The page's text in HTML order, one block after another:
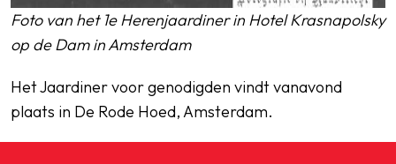
Foto van het 1e Herenjaardiner in Hotel Krasnapolsky
op de Dam in Amsterdam
Het Jaardiner voor genodigden vindt vanavond
plaats in De Rode Hoed, Amsterdam.